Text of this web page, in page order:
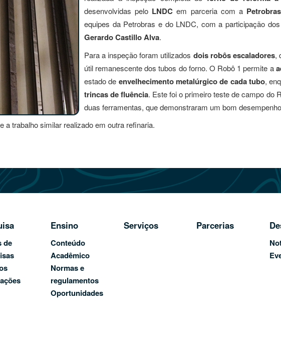
desenvolvidas pelo LNDC em parceria com a Petrobras
equipes da Petrobras e do LNDC, com a participação
Gerardo Castillo Alva.
Para a inspeção foram utilizados dois robôs escaladores,
útil remanescente dos tubos do forno. O Robô 1 permite a
estado de envelhecimento metalúrgico de cada tubo,
trincas de fluência. Este foi o primeiro teste de campo do
duas ferramentas, que demonstraram um bom
a trabalho similar realizado em outra refinaria.
de
Ensino
Conteúdo
Acadêmico
Normas e
regulamentos
Oportunidades
Serviços Parcerias